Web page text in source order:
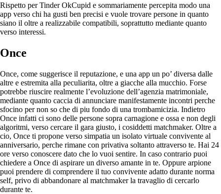
Rispetto per Tinder OkCupid e sommariamente percepita modo una
app verso chi ha gusti ben precisi e vuole trovare persone in quanto
siano il oltre a realizzabile compatibili, soprattutto mediante quanto
verso interessi.
Once
Once, come suggerisce il reputazione, e una app un po’ diversa dalle
altre e estremita alla peculiarita, oltre a giacche alla mucchio. Forse
potrebbe riuscire realmente l’evoluzione dell’agenzia matrimoniale,
mediante quanto caccia di annunciare manifestamente incontri perche
sfocino per non so che di piu fondo di una trombamicizia. Indietro
Once infatti ci sono delle persone sopra carnagione e ossa e non degli
algoritmi, verso cercare il gara giusto, i cosiddetti matchmaker. Oltre a
cio, Once ti propone verso simpatia un isolato virtuale convivente al
anniversario, perche rimane con privativa soltanto attraverso te. Hai 24
ore verso conoscere dato che lo vuoi sentire. In caso contrario puoi
chiedere a Once di aspirare un diverso amante in te. Oppure arpione
puoi prendere di comprendere il tuo convivente adatto durante norma
self, privo di abbandonare al matchmaker la travaglio di cercarlo
durante te.